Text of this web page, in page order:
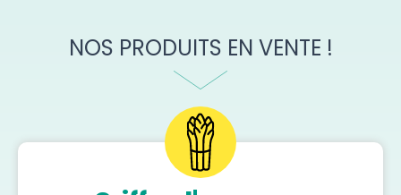
NOS PRODUITS EN VENTE !